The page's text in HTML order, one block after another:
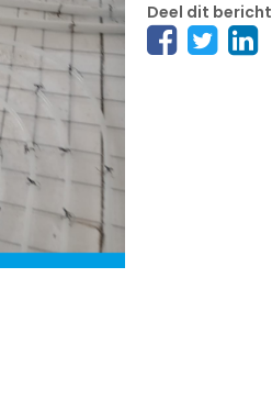
Deel dit bericht